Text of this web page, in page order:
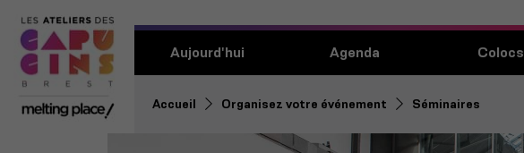
Aujourd'hui Agenda Colocs
Accueil Organisez votre événement Séminaires